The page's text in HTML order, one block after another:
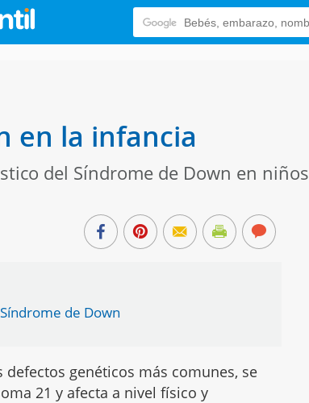
en la infancia
del Síndrome de Down en niños
de Down
defectos genéticos más comunes, se
21 y afecta a nivel físico y